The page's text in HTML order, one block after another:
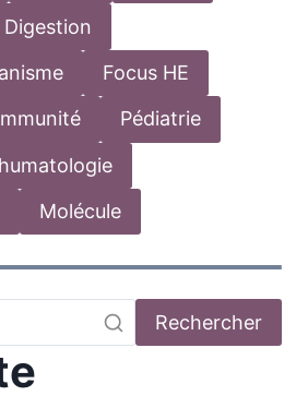
Digestion
Focus HE
Pédiatrie
Molécule
Rechercher